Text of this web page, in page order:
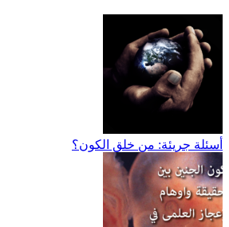
أسئلة جريئة: من خلق الكون؟